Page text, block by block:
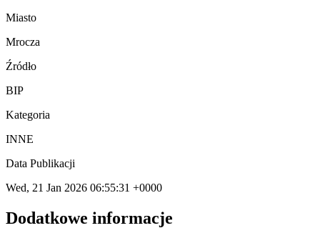
Miasto
Mrocza
Źródło
BIP
Kategoria
INNE
Data Publikacji
Wed, 21 Jan 2026 06:55:31 +0000
Dodatkowe informacje